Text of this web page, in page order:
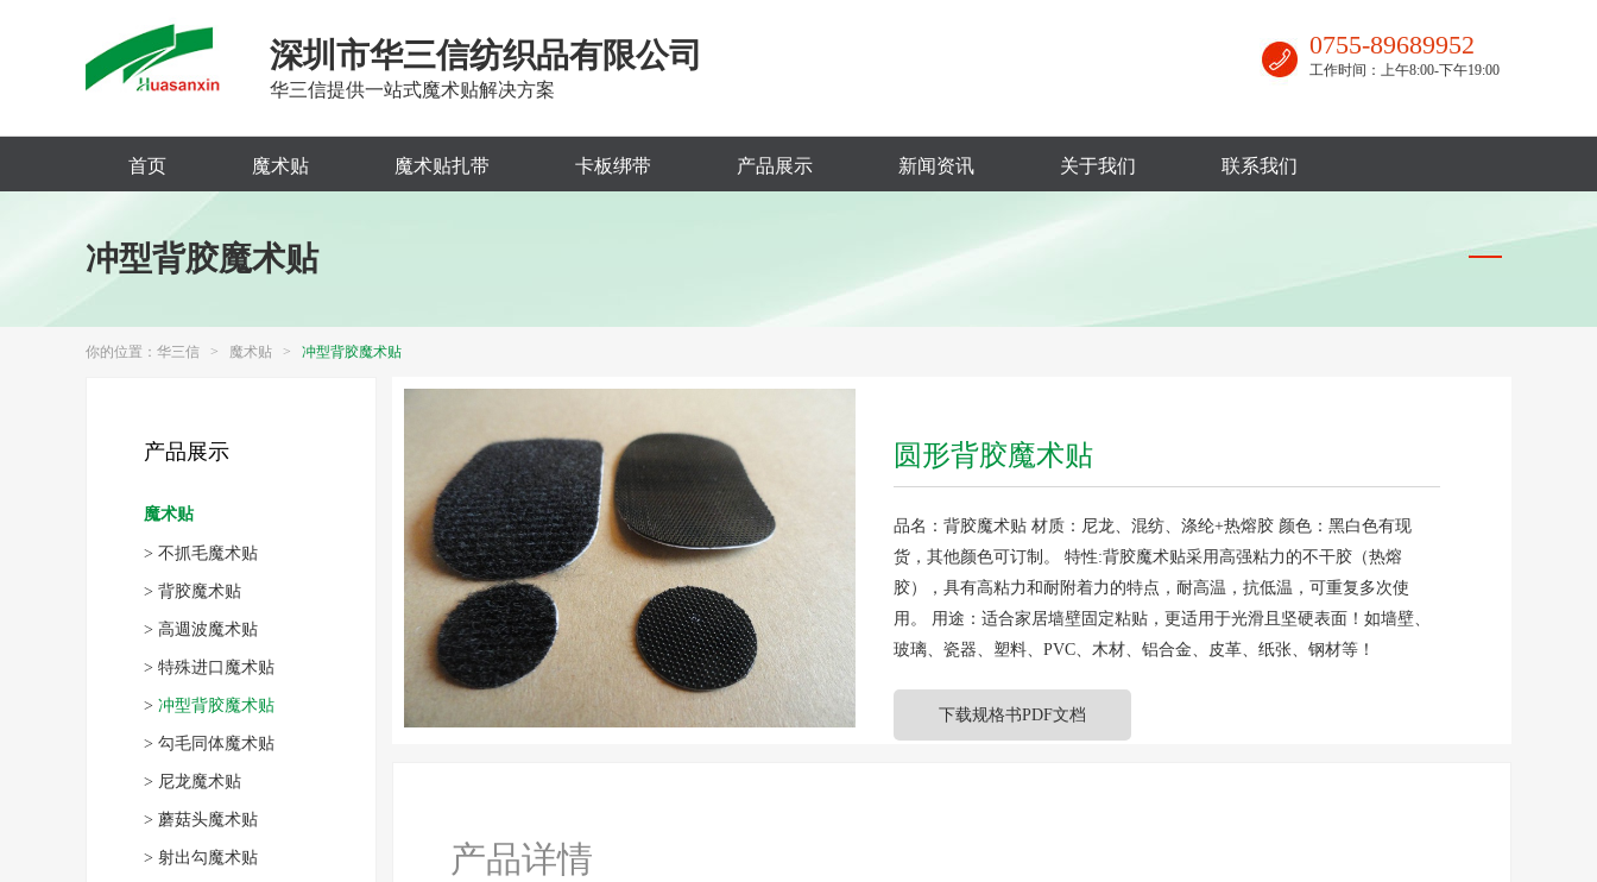
深圳市华三信纺织品有限公司
华三信提供一站式魔术贴解决方案
0755-89689952
工作时间：上午8:00-下午19:00
首页 魔术贴 魔术贴扎带 卡板绑带 产品展示 新闻资讯 关于我们 联系我们
冲型背胶魔术贴
你的位置： 华三信 > 魔术贴 > 冲型背胶魔术贴
产品展示
魔术贴
> 不抓毛魔术贴
> 背胶魔术贴
> 高週波魔术贴
> 特殊进口魔术贴
> 冲型背胶魔术贴
> 勾毛同体魔术贴
> 尼龙魔术贴
> 蘑菇头魔术贴
> 射出勾魔术贴
圆形背胶魔术贴
品名：背胶魔术贴 材质：尼龙、混纺、涤纶+热熔胶 颜色：黑白色有现
货，其他颜色可订制。 特性:背胶魔术贴采用高强粘力的不干胶（热熔
胶），具有高粘力和耐附着力的特点，耐高温，抗低温，可重复多次使
用。 用途：适合家居墙壁固定粘贴，更适用于光滑且坚硬表面！如墙壁、
玻璃、瓷器、塑料、PVC、木材、铝合金、皮革、纸张、钢材等！
下载规格书PDF文档
产品详情